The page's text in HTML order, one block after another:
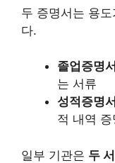
두 증명서는 용
다.
졸업증명서
는 서류
성적증명서
적 내역 증
일부 기관은 두